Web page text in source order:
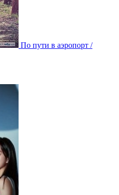
По пути в аэропорт /